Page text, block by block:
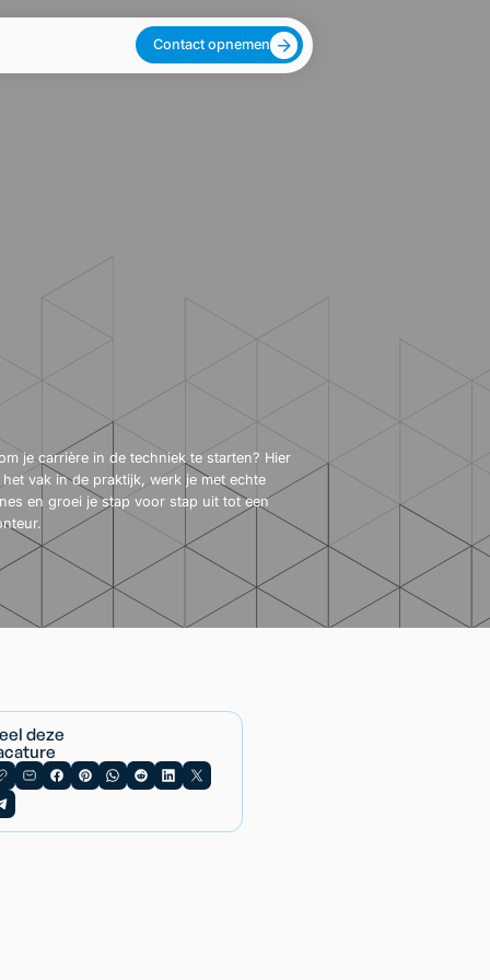
Contact opnemen
je carrière in de techniek te starten? Hier
het vak in de praktijk, werk je met echte
en groei je stap voor stap uit tot een
deze